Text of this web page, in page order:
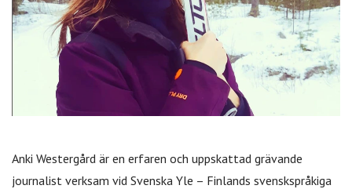
Anki Westergård är en erfaren och uppskattad grävande
journalist verksam vid Svenska Yle – Finlands svenskspråkiga